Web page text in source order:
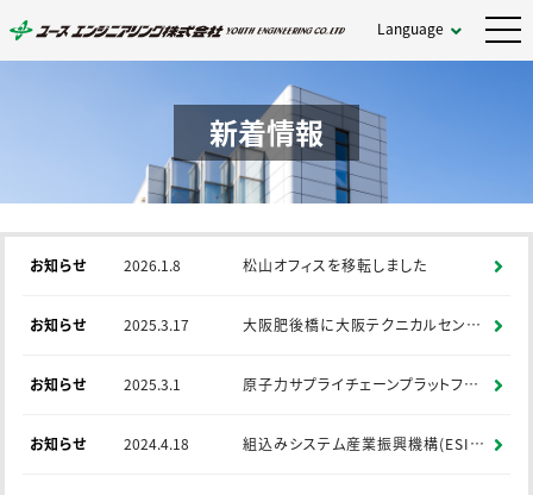
Language
新着情報
お知らせ 2026.1.8 松山オフィスを移転しました
お知らせ 2025.3.17 大阪肥後橋に大阪テクニカルセンターを開所しました。
お知らせ 2025.3.1 原子力サプライチェーンプラットフォーム(NSCP)への参入
お知らせ 2024.4.18 組込みシステム産業振興機構(ESIP)に参画しました。